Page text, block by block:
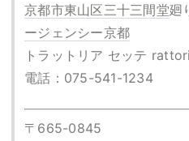
京都市東山区三十三間堂廻
ージェンシー京都
トラットリア セッテ
電話：075-541-1234
〒665-0845